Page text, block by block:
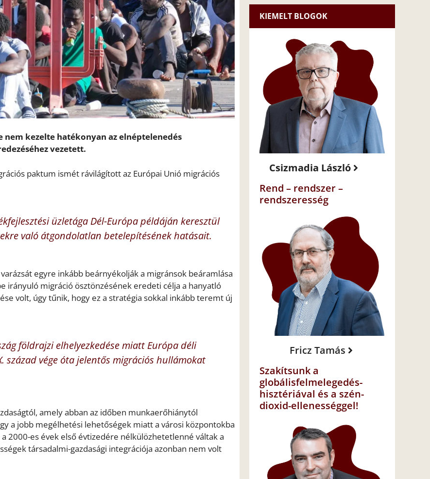
kezelte hatékonyan az elnéptelenedés
vezetett.
paktum ismét rávilágított az Európai Unió migrációs
üzletága Dél-Európa példáján keresztül
való átgondolatlan betelepítésének hatásait.
egyre inkább beárnyékolják a migránsok beáramlása
irányuló migráció ösztönzésének eredeti célja a hanyatló
volt, úgy tűnik, hogy ez a stratégia sokkal inkább teremt új
földrajzi elhelyezkedése miatt Európa déli
század vége óta jelentős migrációs hullámokat
amely abban az időben munkaerőhiánytól
a jobb megélhetési lehetőségek miatt a városi központokba
2000-es évek első évtizedére nélkülözhetetlenné váltak a
társadalmi-gazdasági integrációja azonban nem volt
KIEMELT BLOGOK
Csizmadia László
Rend – rendszer –
rendszeresség
Fricz Tamás
Szakítsunk a
globálisfelmelegedés-
hisztériával és a szén-
dioxid-ellenességgel!